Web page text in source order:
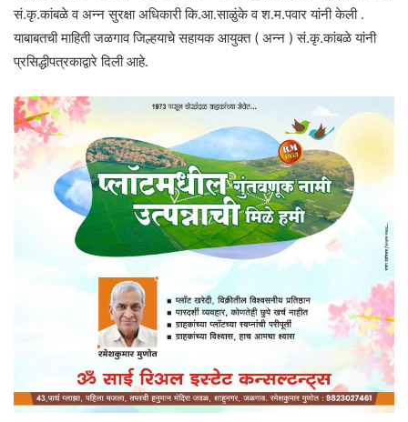
सं.कृ.कांबळे व अन्न सुरक्षा अधिकारी कि.आ.साळुंके व श.म.पवार यांनी केली .
याबाबतची माहिती जळगाव जिल्हयाचे सहायक आयुक्त ( अन्न ) सं.कृ.कांबळे यांनी
प्रसिद्धीपत्रकाद्वारे दिली आहे.